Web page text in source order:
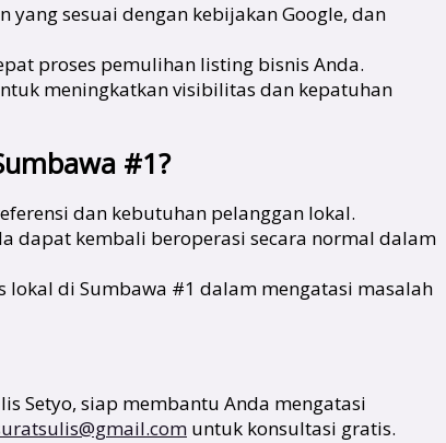
sesuai dengan kebijakan Google, dan
proses pemulihan listing bisnis Anda.
meningkatkan visibilitas dan kepatuhan
#1?
dan kebutuhan pelanggan lokal.
dapat kembali beroperasi secara normal dalam
lokal di Sumbawa #1 dalam mengatasi masalah
Setyo, siap membantu Anda mengatasi
untuk konsultasi gratis.